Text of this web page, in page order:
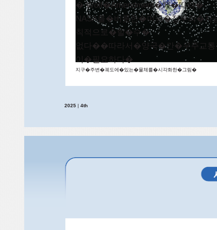
� Wolf�Amendment�에�따라�
NASA를�비롯한�미국�정부의�
칙적으로�할�수�
없다��따라서�양국�간�우주교
이�필요하다�
지구�주변�궤도에�있는�물체를�시각화한�그림�
2025 | 4th